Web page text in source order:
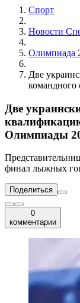
Спорт
Новости
Олимпиада
Две
Две
Олимпиады
финал лыжных
Поделиться
0
комментарии